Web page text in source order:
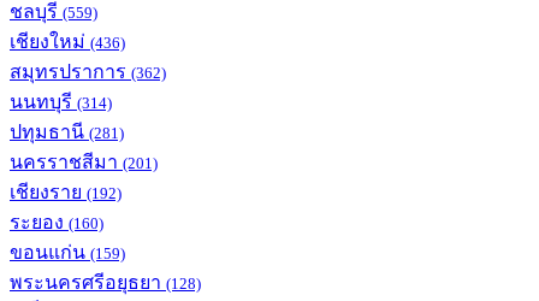
ชลบุรี (559)
เชียงใหม่ (436)
สมุทรปราการ (362)
นนทบุรี (314)
ปทุมธานี (281)
นครราชสีมา (201)
เชียงราย (192)
ระยอง (160)
ขอนแก่น (159)
พระนครศรีอยุธยา (128)